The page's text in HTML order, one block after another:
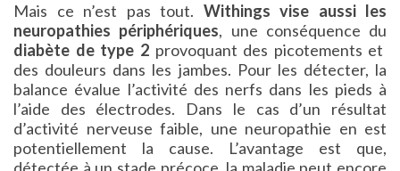
Mais ce n’est pas tout. Withings vise aussi les
neuropathies périphériques, une conséquence du
diabète de type 2provoquant des picotements et
des douleurs dans les jambes. Pour les détecter, la
balance évalue l’activité des nerfs dans les pieds à
l’aide des électrodes. Dans le cas d’un résultat
d’activité nerveuse faible, une neuropathie en est
potentiellement la cause. L’avantage est que,